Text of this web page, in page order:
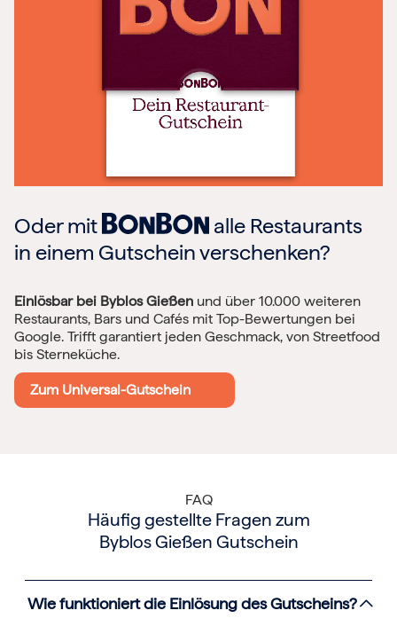
Oder mit
alle Restaurants
in einem Gutschein verschenken?
Einlösbar bei Byblos Gießen und über 10.000 weiteren
Restaurants, Bars und Cafés mit Top-Bewertungen bei
Google. Trifft garantiert jeden Geschmack, von Streetfood
bis Sterneküche.
Zum Universal-Gutschein
FAQ
Häufig gestellte Fragen zum
Byblos Gießen Gutschein
Wie funktioniert die Einlösung des Gutscheins?